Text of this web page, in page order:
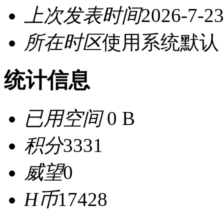
上次发表时间2026-7-
所在时区使用系统默认
统计信息
已用空间0 B
积分3331
威望0
H币17428